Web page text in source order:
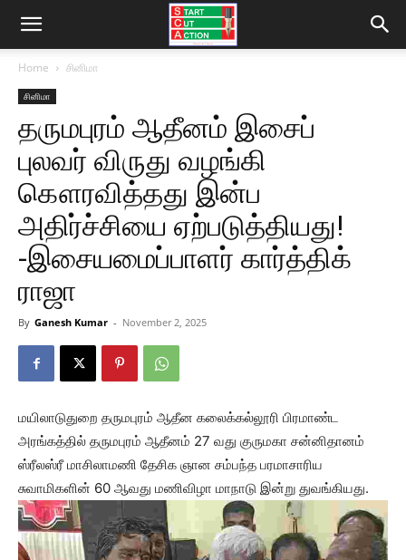
Home சினிமா
சினிமா
தருமபுரம் ஆதீனம் இசைப்
புலவர் விருது வழங்கி
கௌரவித்தது இன்ப
அதிர்ச்சியை ஏற்படுத்தியது!
-இசையமைப்பாளர் கார்த்திக்
ராஜா
By Ganesh Kumar - November 2, 2025
மயிலாடுதுறை தருமபுரம் ஆதீன கலைக்கல்லூரி பிரமாண்ட
அரங்கத்தில் தருமபுரம் ஆதீனம் 27 வது குருமகா சன்னிதானம்
ஸ்ரீலஸ்ரீ மாசிலாமணி தேசிக ஞான சம்பந்த பரமாசாரிய
சுவாமிகளின் 60 ஆவது மணிவிழா மாநாடு இன்று துவங்கியது.